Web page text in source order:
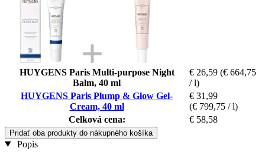
HUYGENS Paris Multi-purpose Night
Balm, 40 ml
€ 26,59 (€ 664,75
/ l)
HUYGENS Paris Plump & Glow Gel-
Cream, 40 ml
€ 31,99
(€ 799,75 / l)
Celková cena:
€ 58,58
Pridať oba produkty do nákupného košíka
Popis